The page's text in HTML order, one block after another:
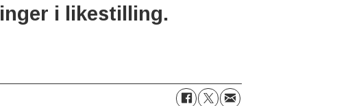
i likestilling.